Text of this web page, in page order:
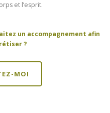
et l’esprit.
un accompagnement afin
?
MOI